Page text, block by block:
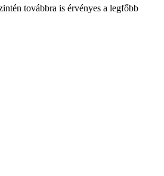
továbbra is érvényes a legfőbb